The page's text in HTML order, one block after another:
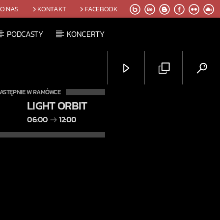
O NAS KONTAKT FACEBOOK
PODCASTY KONCERTY
W RAMÓWCE
LIGHT ORBIT
06:00 12:00